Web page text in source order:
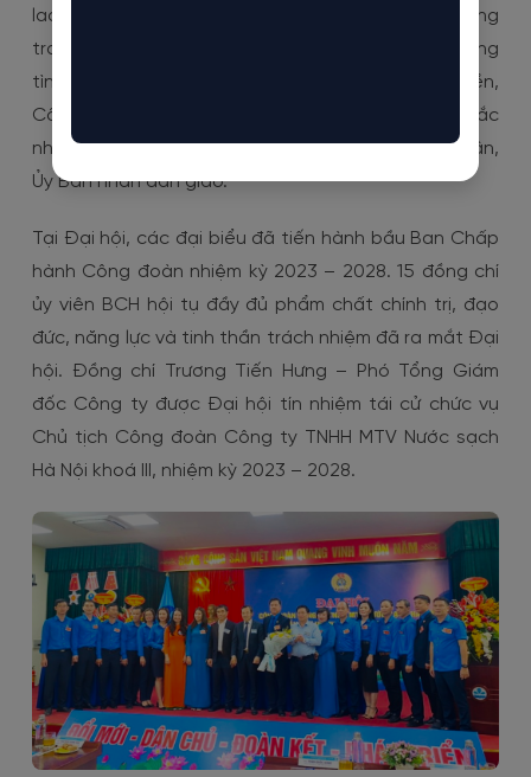
lao động cần nỗ lực phấn đấu học tập không ngừng
trau dồi kiến thức, kỹ năng bản thân, tăng cường
tình đoàn kết sát cánh cùng Đảng bộ, Chính quyền,
Công đoàn Công ty quyết tâm hoàn thành xuất sắc
nhiệm vụ chính trị của Thành Ủy, Hội đồng Nhân dân,
Ủy Ban nhân dân giao.
Tại Đại hội, các đại biểu đã tiến hành bầu Ban Chấp
hành Công đoàn nhiệm kỳ 2023 – 2028. 15 đồng chí
ủy viên BCH hội tụ đầy đủ phẩm chất chính trị, đạo
đức, năng lực và tinh thần trách nhiệm đã ra mắt Đại
hội. Đồng chí Trương Tiến Hưng – Phó Tổng Giám
đốc Công ty được Đại hội tín nhiệm tái cử chức vụ
Chủ tịch Công đoàn Công ty TNHH MTV Nước sạch
Hà Nội khoá III, nhiệm kỳ 2023 – 2028.